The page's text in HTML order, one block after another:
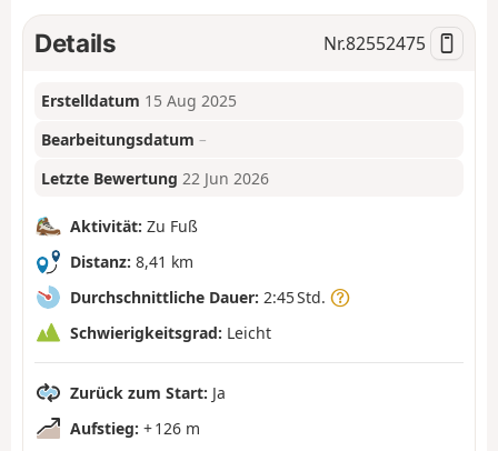
Details Nr.82552475
Erstelldatum 15 Aug 2025
Bearbeitungsdatum –
Letzte Bewertung 22 Jun 2026
Aktivität: Zu Fuß
Distanz: 8,41 km
Durchschnittliche Dauer: 2:45 Std.
Schwierigkeitsgrad: Leicht
Zurück zum Start: Ja
Aufstieg: + 126 m